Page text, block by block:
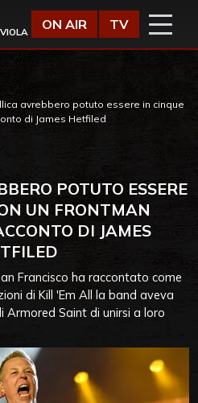
ON AIR TV
avrebbero potuto essere in cinque
di James Hetfiled
POTUTO ESSERE
UN FRONTMAN
DI JAMES
Francisco ha raccontato come
di Kill 'Em All la band aveva
Armored Saint di unirsi a loro